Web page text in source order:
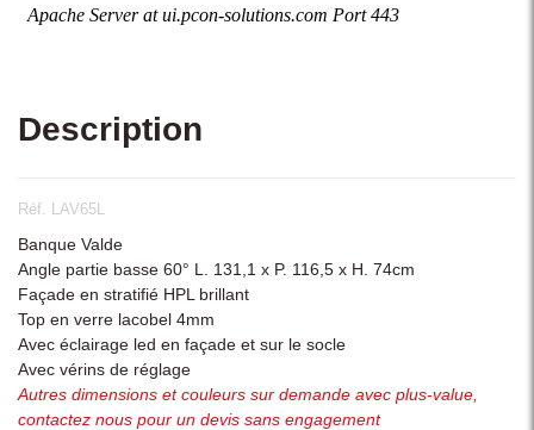
Description
Réf. LAV65L
Banque Valde
Angle partie basse 60° L. 131,1 x P. 116,5 x H. 74cm
Façade en stratifié HPL brillant
Top en verre lacobel 4mm
Avec éclairage led en façade et sur le socle
Avec vérins de réglage
Autres dimensions et couleurs sur demande avec plus-value,
contactez nous pour un devis sans engagement